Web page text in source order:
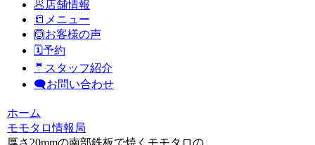
🥟店舗情報
📒メニュー
🙆お客様の声
🗓️予約
🤵スタッフ紹介
🗨️お問い合わせ
ホーム
モモタロ情報局
厚さ20mmの南部鉄板で焼くモモタロの